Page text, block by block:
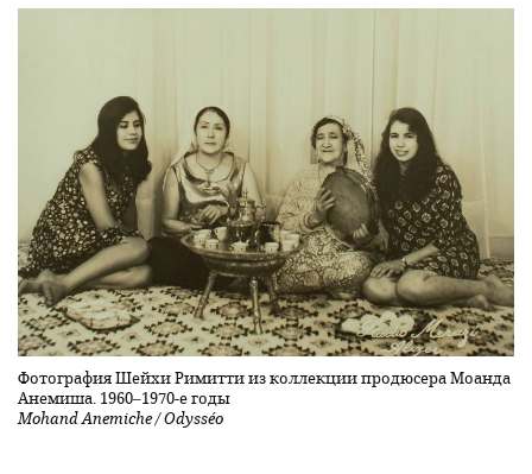
Фотография Шейхи Римитти из коллекции продюсера Моанда
Анемиша. 1960–1970-е годы
Mohand Anemiche / Odysséo